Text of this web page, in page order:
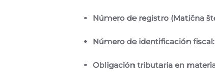
Número de registro (Matična
Número de identificación fiscal:
Obligación tributaria en